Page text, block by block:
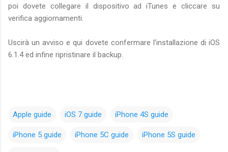
poi dovete collegare il dispositivo ad iTunes e cliccare su
verifica aggiornamenti.
Uscirà un avviso e qui dovete confermare l’installazione di iOS
6.1.4 ed infine ripristinare il backup.
Apple guide iOS 7 guide iPhone 4S guide
iPhone 5 guide iPhone 5C guide iPhone 5S guide